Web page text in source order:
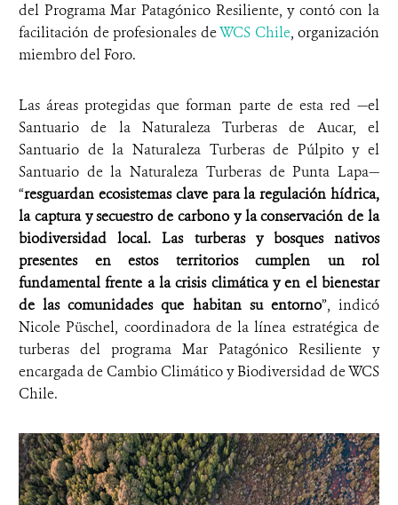
del Programa Mar Patagónico Resiliente, y contó con la
facilitación de profesionales deWCS Chile, organización
miembro del Foro.
Las áreas protegidas que forman parte de esta red —el
Santuario de la Naturaleza Turberas de Aucar, el
Santuario de la Naturaleza Turberas de Púlpito y el
Santuario de la Naturaleza Turberas de Punta Lapa—
“resguardan ecosistemas clave para la regulación hídrica,
la captura y secuestro de carbono y la conservación de la
biodiversidad local. Las turberas y bosques nativos
presentes en estos territorios cumplen un rol
fundamental frente a la crisis climática y en el bienestar
de las comunidades que habitan su entorno”, indicó
Nicole Püschel, coordinadora de la línea estratégica de
turberas del programa Mar Patagónico Resiliente y
encargada de Cambio Climático y Biodiversidad de WCS
Chile.